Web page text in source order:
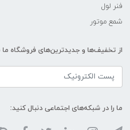
فنر لول
شمع موتور
از تخفیف‌ها و جدیدترین‌های فروشگاه ما
ما را در شبکه‌های اجتماعی دنبال کنید: